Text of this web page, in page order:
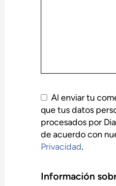
Al enviar tu
que tus datos
procesados por
de acuerdo con
Privacidad.
Información